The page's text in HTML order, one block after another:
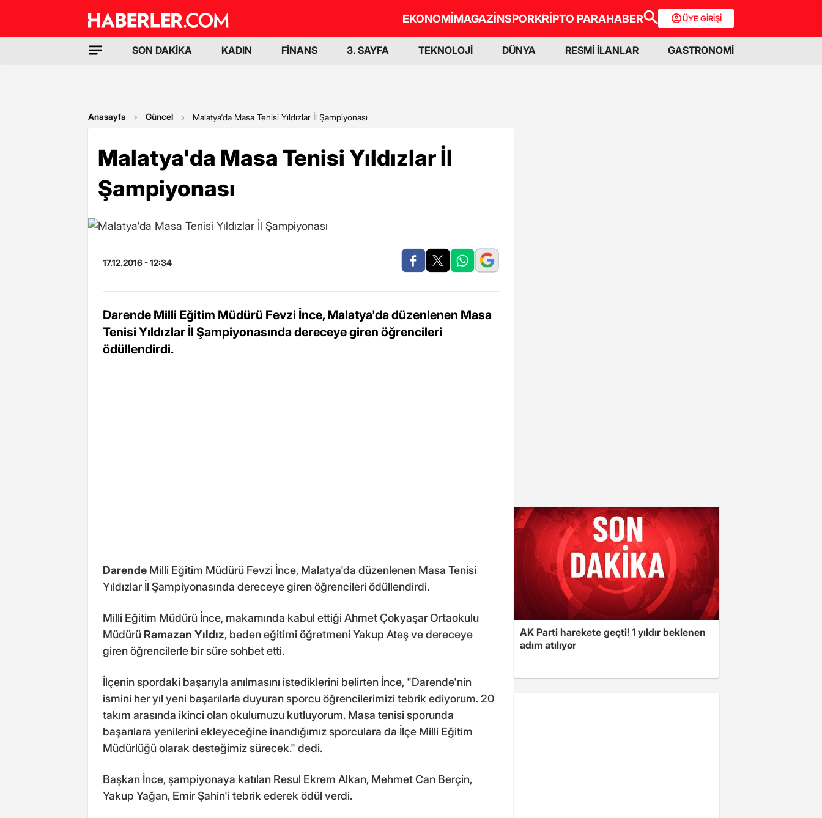
EKONOMİMAGAZİNSPORKRİPTO PARAHABER ÜYE GİRİŞİ
SON DAKİKA KADIN FİNANS 3. SAYFA TEKNOLOJİ DÜNYA RESMİ İLANLAR GASTRONOMİ
Anasayfa Güncel Malatya'da Masa Tenisi Yıldızlar İl Şampiyonası
Malatya'da Masa Tenisi Yıldızlar İl
Şampiyonası
17.12.2016 - 12:34
Darende Milli Eğitim Müdürü Fevzi İnce, Malatya'da düzenlenen Masa
Tenisi Yıldızlar İl Şampiyonasında dereceye giren öğrencileri
ödüllendirdi.
Darende Milli Eğitim Müdürü Fevzi İnce, Malatya'da düzenlenen Masa Tenisi
Yıldızlar İl Şampiyonasında dereceye giren öğrencileri ödüllendirdi.
Milli Eğitim Müdürü İnce, makamında kabul ettiği Ahmet Çokyaşar Ortaokulu
Müdürü Ramazan Yıldız, beden eğitimi öğretmeni Yakup Ateş ve dereceye
giren öğrencilerle bir süre sohbet etti.
İlçenin spordaki başarıyla anılmasını istediklerini belirten İnce, "Darende'nin
ismini her yıl yeni başarılarla duyuran sporcu öğrencilerimizi tebrik ediyorum. 20
takım arasında ikinci olan okulumuzu kutluyorum. Masa tenisi sporunda
başarılara yenilerini ekleyeceğine inandığımız sporculara da İlçe Milli Eğitim
Müdürlüğü olarak desteğimiz sürecek." dedi.
Başkan İnce, şampiyonaya katılan Resul Ekrem Alkan, Mehmet Can Berçin,
Yakup Yağan, Emir Şahin'i tebrik ederek ödül verdi.
AK Parti harekete geçti! 1 yıldır beklenen
adım atılıyor